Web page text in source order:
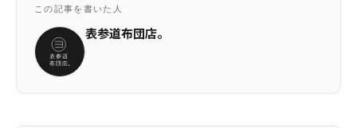
この記事を書いた人
表参道布団店。